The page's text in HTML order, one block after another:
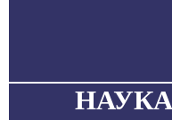
НАУКА